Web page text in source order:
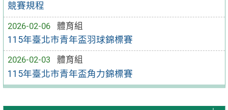
競賽規程
2026-02-06
體育組
115年臺北市青年盃羽球錦標賽
2026-02-03
體育組
115年臺北市青年盃角力錦標賽